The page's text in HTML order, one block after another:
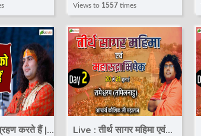
Stuti Ji |
Pravachan ! Pujya
Aniruddhacharya Ji
Maharaj
Views to 1557 times
करते हैं |
Live : तीर्थ सागर महिमा एवं